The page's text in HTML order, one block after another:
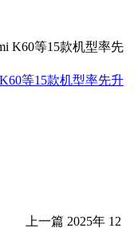
等15款机型率先升
上一篇 2025年 12